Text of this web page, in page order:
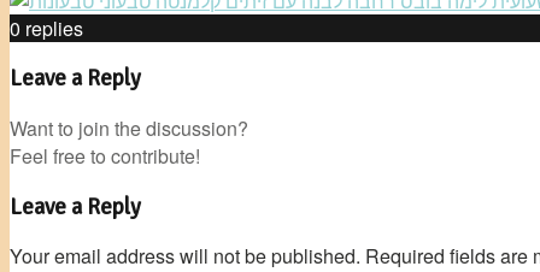
0 replies
Leave a Reply
Want to join the discussion?
Feel free to contribute!
Leave a Reply
Your email address will not be published. Required fields are